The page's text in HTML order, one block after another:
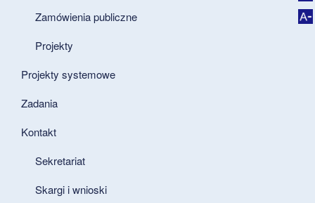
Zamówienia publiczne
Projekty
Projekty systemowe
Zadania
Kontakt
Sekretariat
Skargi i wnioski